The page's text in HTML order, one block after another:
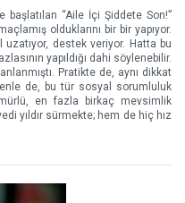
“Aile İçi Şiddete Son!”
olduklarını bir bir yapıyor.
destek veriyor. Hatta bu
yapıldığı dahi söylenebilir.
Pratikte de, aynı dikkat
de, bu tür sosyal sorumluluk
en fazla birkaç mevsimlik
yıldır sürmekte; hem de hiç hız